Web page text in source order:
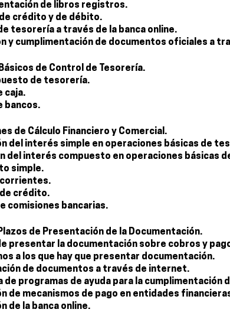
de libros registros.
crédito y de débito.
tesorería a través de la banca online.
y cumplimentación de documentos oficiales a
de Control de Tesorería.
de tesorería.
caja.
bancos.
de Cálculo Financiero y Comercial.
del interés simple en operaciones básicas de
del interés compuesto en operaciones básicas
simple.
corrientes.
crédito.
comisiones bancarias.
de Presentación de la Documentación.
presentar la documentación sobre cobros y
a los que hay que presentar documentación.
de documentos a través de internet.
de programas de ayuda para la cumplimentación
de mecanismos de pago en entidades
de la banca online.